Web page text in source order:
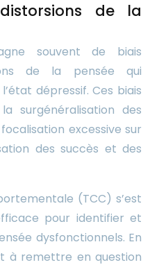
de la
souvent de biais
de la pensée qui
dépressif. Ces biais
surgénéralisation des
excessive sur
des succès et des
(TCC) s’est
pour identifier et
dysfonctionnels. En
à remettre en question